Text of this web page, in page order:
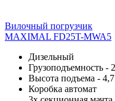
Вилочный погрузчик
MAXIMAL FD25T-MWA5
Дизельный
Грузоподъемность -
Высота подъема -
Коробка автомат